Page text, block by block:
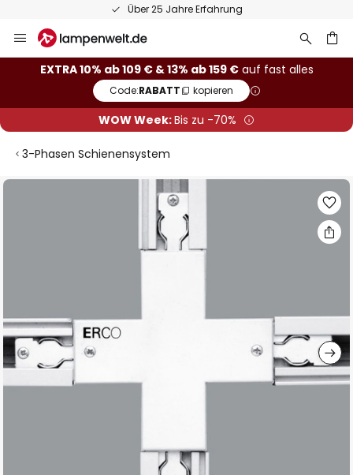
Über 25 Jahre Erfahrung
Inhalt
springen
EXTRA 10% ab 109 € & 13% ab 159 €auf fast alles
Code:RABATT kopieren
WOW Week:Bis zu -70%
3-Phasen Schienensystem
Zum